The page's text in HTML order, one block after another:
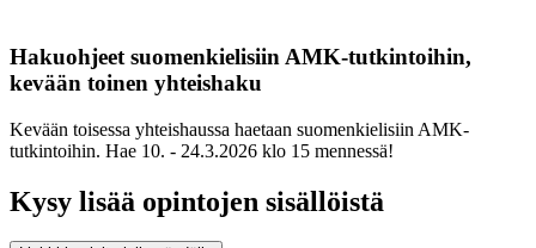
Hakuohjeet suomenkielisiin AMK-tutkintoihin,
kevään toinen yhteishaku
Kevään toisessa yhteishaussa haetaan suomenkielisiin AMK-
tutkintoihin. Hae 10. - 24.3.2026 klo 15 mennessä!
Kysy lisää opintojen sisällöistä